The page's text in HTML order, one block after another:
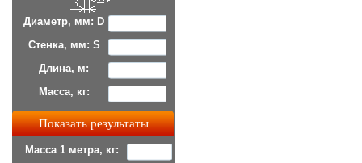
Диаметр, мм: D
Стенка, мм: S
Длина, м:
Масса, кг:
Масса 1 метра, кг: